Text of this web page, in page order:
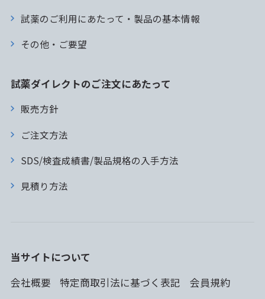
試薬のご利用にあたって・製品の基本情報
その他・ご要望
試薬ダイレクトのご注文にあたって
販売方針
ご注文方法
SDS/検査成績書/製品規格の入手方法
見積り方法
当サイトについて
会社概要
特定商取引法に基づく表記 会員規約